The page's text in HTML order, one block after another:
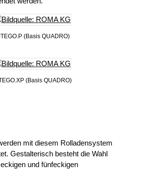
(Basis QUADRO)
(Basis QUADRO)
mit diesem Rolladensystem
Gestalterisch besteht die Wahl
und fünfeckigen